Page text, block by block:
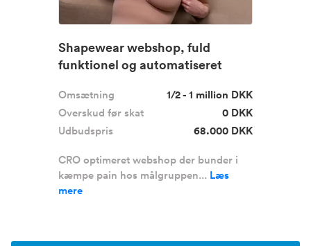
Shapewear webshop, fuld
funktionel og automatiseret
Omsætning
1/2 - 1 million DKK
Overskud før skat
0 DKK
Udbudspris
68.000 DKK
CRO optimeret webshop der bunder i
kæmpe pain hos målgruppen... Læs
mere